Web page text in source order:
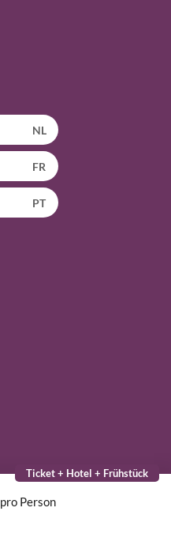
Ticket + Hotel + Frühstück
pro Person
NL
FR
PT